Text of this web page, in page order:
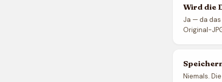
Wird die
Ja — da
Original-
Niemals.